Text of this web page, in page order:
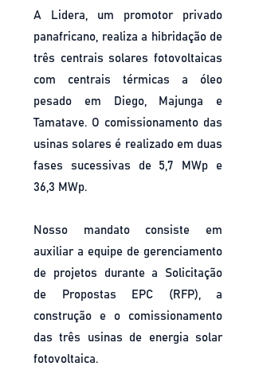
A Lidera, um promotor privado
panafricano, realiza a hibridação de
três centrais solares fotovoltaicas
com centrais térmicas a óleo
pesado em Diego, Majunga e
Tamatave. O comissionamento das
usinas solares é realizado em duas
fases sucessivas de 5,7 MWp e
36,3 MWp.
Nosso mandato consiste em
auxiliar a equipe de gerenciamento
de projetos durante a Solicitação
de Propostas EPC (RFP), a
construção e o comissionamento
das três usinas de energia solar
fotovoltaica.